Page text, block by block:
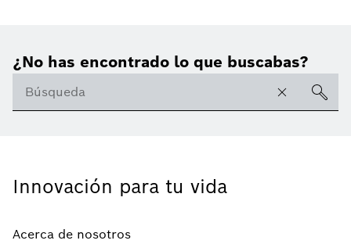
¿No has encontrado lo que buscabas?
Innovación para tu vida
Acerca de nosotros